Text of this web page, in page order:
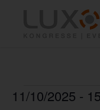
11/10/2025 -